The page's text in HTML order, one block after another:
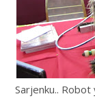
Sarjenku..